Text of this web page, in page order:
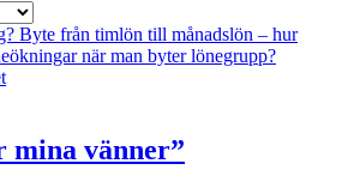
Byte från timlön till månadslön – hur
när man byter lönegrupp?
mina vänner”